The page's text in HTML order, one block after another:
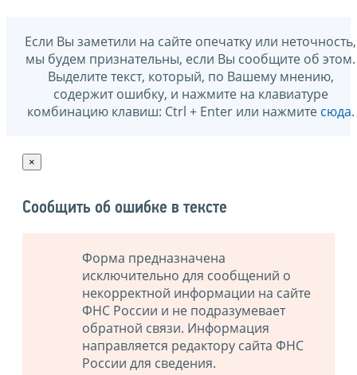
Если Вы заметили на сайте опечатку или неточность,
мы будем признательны, если Вы сообщите об этом.
Выделите текст, который, по Вашему мнению,
содержит ошибку, и нажмите на клавиатуре
комбинацию клавиш: Ctrl + Enter или нажмите сюда.
×
Сообщить об ошибке в тексте
Форма предназначена
исключительно для сообщений о
некорректной информации на сайте
ФНС России и не подразумевает
обратной связи. Информация
направляется редактору сайта ФНС
России для сведения.